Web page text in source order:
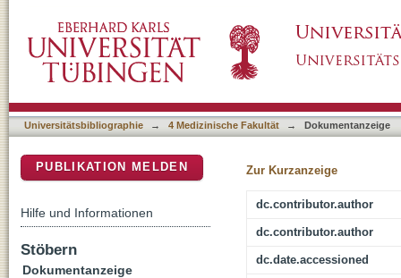
patient inquiries with gynecologic
Universitätsbibliographie → 4 Medizinische Fakultät → Dokumentanzeige
Zur Kurzanzeige
dc.contributor.author
dc.contributor.author
dc.date.accessioned
PUBLIKATION MELDEN
Hilfe und Informationen
Stöbern
Dokumentanzeige